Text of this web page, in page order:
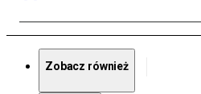
Zobacz również